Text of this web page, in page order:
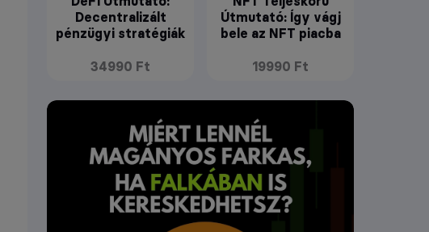
Decentralizált
pénzügyi stratégiák
34990 Ft
Útmutató: Így vágj
bele az NFT piacba
19990 Ft